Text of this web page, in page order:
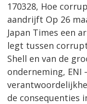
170328, Hoe
aandrijft Op 26
Japan Times een
legt tussen
Shell en van de
onderneming, ENI
de consequenties